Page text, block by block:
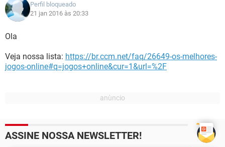
Perfil bloqueado
21 jan 2016 às 20:33
Ola
Veja nossa lista: https://br.ccm.net/faq/26649-os-melhores-
jogos-online#q=jogos+online&cur=1&url=%2F
ASSINE NOSSA NEWSLETTER!